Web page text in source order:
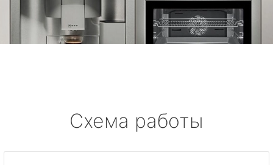
Схема работы